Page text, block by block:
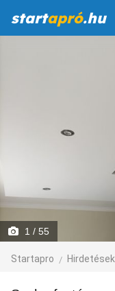
startapró.hu
1 / 55
Startapro Hirdetések